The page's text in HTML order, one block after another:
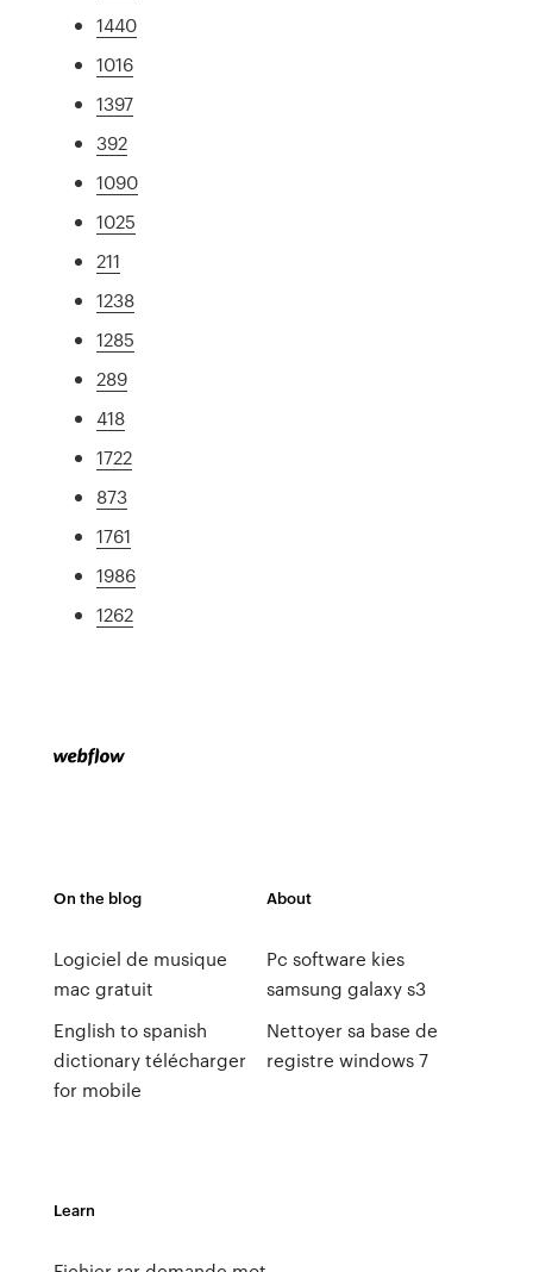
1440
1016
1397
392
1090
1025
211
1238
1285
289
418
1722
873
1761
1986
1262
On the blog
Logiciel de musique
mac gratuit
English to spanish
dictionary télécharger
for mobile
About
Pc software kies
samsung galaxy s3
Nettoyer sa base de
registre windows 7
Learn